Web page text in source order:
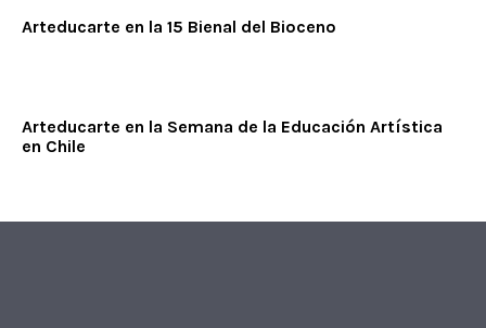
Arteducarte en la 15 Bienal del Bioceno
Arteducarte en la Semana de la Educación Artística
en Chile